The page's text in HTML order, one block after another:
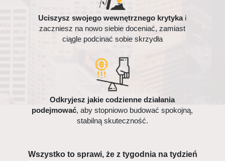
Uciszysz swojego wewnętrznego krytyka i
zaczniesz na nowo siebie doceniać, zamiast
ciągle podcinać sobie skrzydła
Odkryjesz jakie codzienne działania
podejmować, aby stopniowo budować spokojną,
stabilną skuteczność.
Wszystko to sprawi, że z tygodnia na tydzień